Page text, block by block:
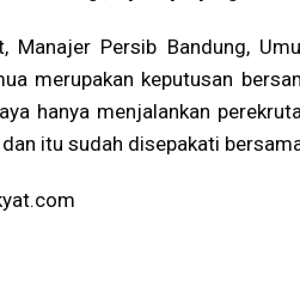
Manajer Persib Bandung,
merupakan keputusan
hanya menjalankan
itu sudah disepakati